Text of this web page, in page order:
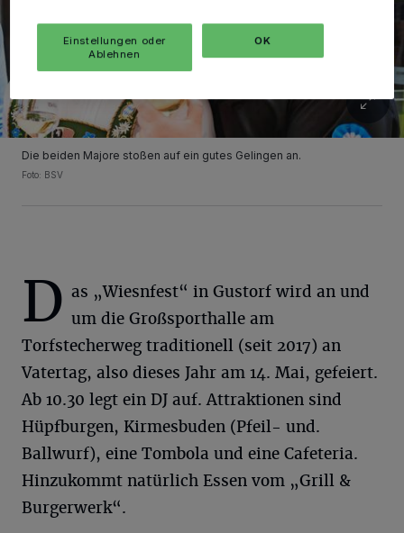
Die beiden Majore stoßen auf ein gutes Gelingen an.
Foto: BSV
D as „Wiesnfest“ in Gustorf wird an und
um die Großsporthalle am
Torfstecherweg traditionell (seit 2017) an
Vatertag, also dieses Jahr am 14. Mai, gefeiert.
Ab 10.30 legt ein DJ auf. Attraktionen sind
Hüpfburgen, Kirmesbuden (Pfeil- und.
Ballwurf), eine Tombola und eine Cafeteria.
Hinzukommt natürlich Essen vom „Grill &
Burgerwerk“.
Einstellungen oder
Ablehnen
OK